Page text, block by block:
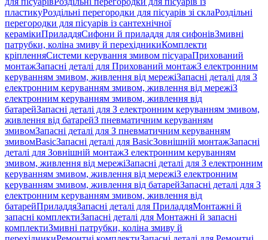
пластикуРоздільні перегородки для пісуарів зі склаРоздільні
перегородки для пісуарів із сантехнічної
керамікиПриладдяСифони й приладдя для сифонівЗмивні
патрубки, коліна змиву й перехідникиКомплекти
кріпленняСистеми керування змивом пісуараПрихований
монтажЗапасні деталі для Прихований монтажЗ електронним
керуванням змивом, живлення від мережіЗапасні деталі для З
електронним керуванням змивом, живлення від мережіЗ
електронним керуванням змивом, живлення від
батарейЗапасні деталі для З електронним керуванням змивом,
живлення від батарейЗ пневматичним керуванням
змивомЗапасні деталі для З пневматичним керуванням
змивомBasicЗапасні деталі для BasicЗовнішній монтажЗапасні
деталі для Зовнішній монтажЗ електронним керуванням
змивом, живлення від мережіЗапасні деталі для З електронним
керуванням змивом, живлення від мережіЗ електронним
керуванням змивом, живлення від батарейЗапасні деталі для З
електронним керуванням змивом, живлення від
батарейПриладдяЗапасні деталі для ПриладдяМонтажні й
запасні комплектиЗапасні деталі для Монтажні й запасні
комплектиЗмивні патрубки, коліна змиву й